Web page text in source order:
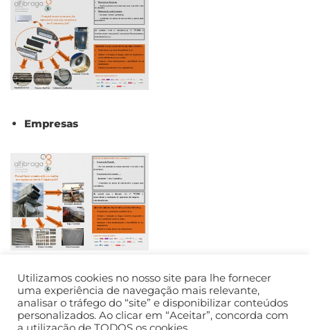
Empresas
Utilizamos cookies no nosso site para lhe fornecer
uma experiência de navegação mais relevante,
analisar o tráfego do “site” e disponibilizar conteúdos
personalizados. Ao clicar em “Aceitar”, concorda com